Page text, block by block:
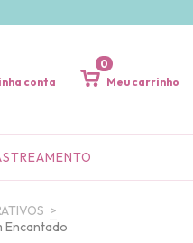
conta Meu carrinho
0
>
Encantado